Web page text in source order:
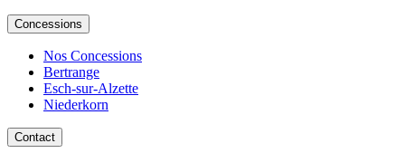
Concessions
Nos Concessions
Bertrange
Esch-sur-Alzette
Niederkorn
Contact